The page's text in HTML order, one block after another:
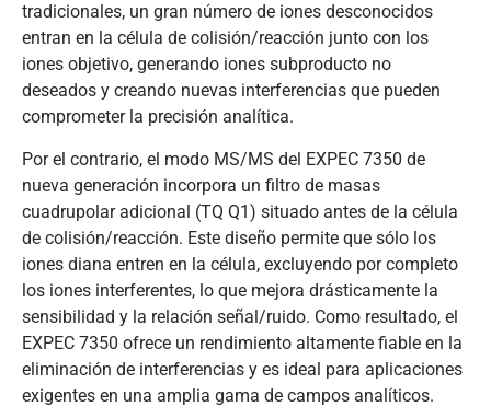
tradicionales, un gran número de iones desconocidos
entran en la célula de colisión/reacción junto con los
iones objetivo, generando iones subproducto no
deseados y creando nuevas interferencias que pueden
comprometer la precisión analítica.
Por el contrario, el modo MS/MS del EXPEC 7350 de
nueva generación incorpora un filtro de masas
cuadrupolar adicional (TQ Q1) situado antes de la célula
de colisión/reacción. Este diseño permite que sólo los
iones diana entren en la célula, excluyendo por completo
los iones interferentes, lo que mejora drásticamente la
sensibilidad y la relación señal/ruido. Como resultado, el
EXPEC 7350 ofrece un rendimiento altamente fiable en la
eliminación de interferencias y es ideal para aplicaciones
exigentes en una amplia gama de campos analíticos.